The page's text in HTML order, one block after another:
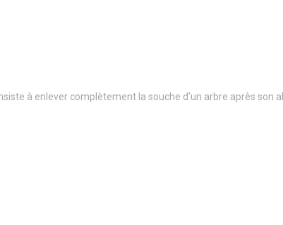
à enlever complètement la souche d’un arbre après